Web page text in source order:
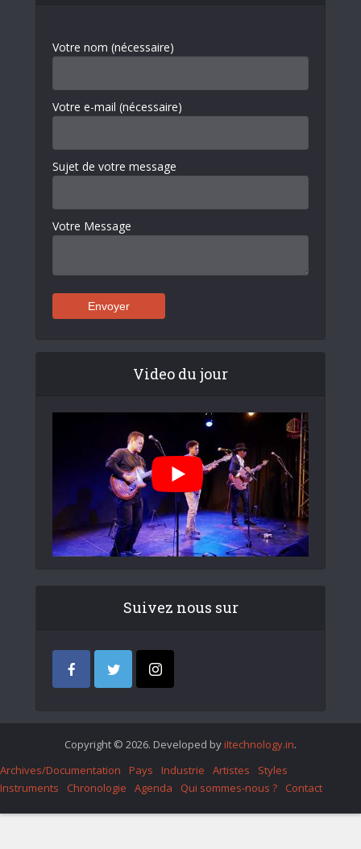
Votre nom (nécessaire)
Votre e-mail (nécessaire)
Sujet de votre message
Votre Message
Video du jour
Suivez nous sur
Copyright © 2026. Developed by iItechnology.in.
Archives/Documentation
Pays Industrie Artistes
Styles
Instruments
Chronologie Agenda Qui sommes-nous ? Contact